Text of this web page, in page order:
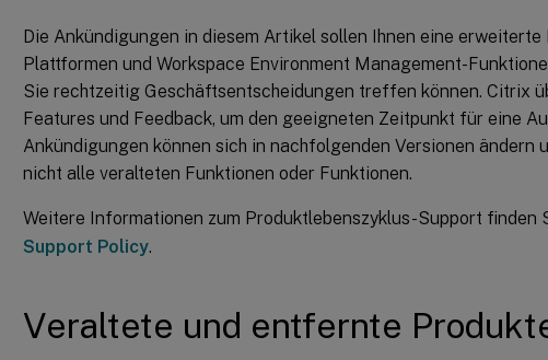
Die Ankündigungen in diesem Artikel sollen Ihnen eine
Plattformen und Workspace Environment Management-
Sie rechtzeitig Geschäftsentscheidungen treffen können. Citrix
Features und Feedback, um den geeigneten Zeitpunkt für eine
Ankündigungen können sich in nachfolgenden Versionen ändern
nicht alle veralteten Funktionen oder Funktionen.
Weitere Informationen zum Produktlebenszyklus-Support finden
Support Policy.
Veraltete und entfernte